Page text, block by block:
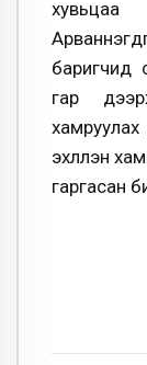
баригчид
гар
эхлүүлэн
гаргасан